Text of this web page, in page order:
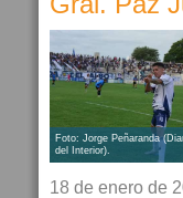
Foto: Jorge Peñaranda
del Interior).
18 de enero de